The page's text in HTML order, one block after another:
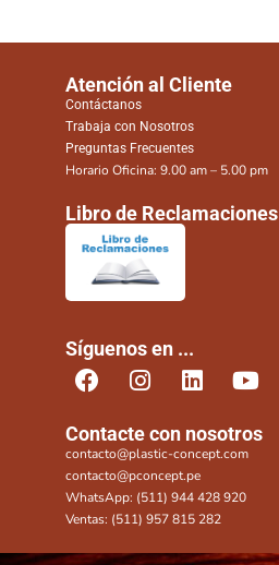
Atención al Cliente
Contáctanos
Trabaja con Nosotros
Preguntas Frecuentes
Horario Oficina: 9.00 am – 5.00 pm
Libro de Reclamaciones
Síguenos en ...
Contacte con nosotros
contacto@plastic-concept.com
contacto@pconcept.pe
WhatsApp: (511) 944 428 920
Ventas: (511) 957 815 282